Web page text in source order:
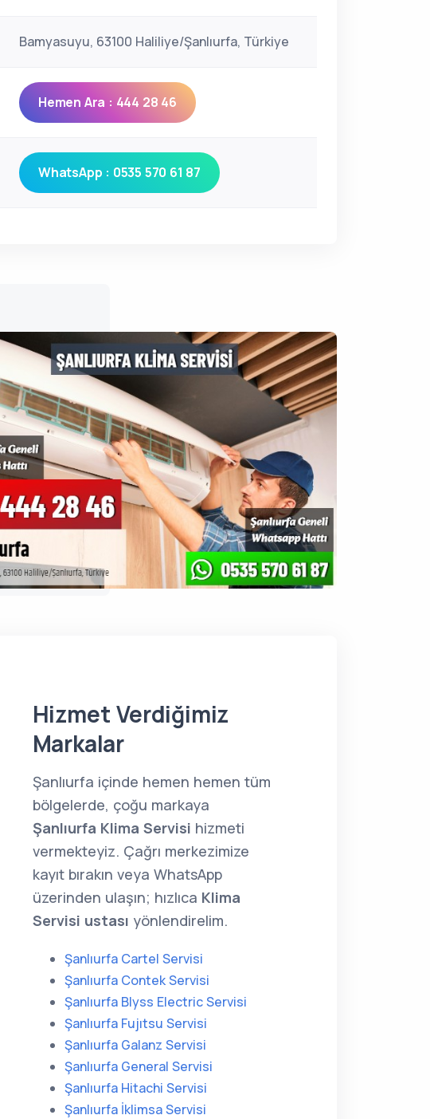
Bamyasuyu, 63100 Haliliye/Şanlıurfa, Türkiye
Hemen Ara : 444 28 46
WhatsApp : 0535 570 61 87
Hizmet Verdiğimiz
Markalar
Şanlıurfa içinde hemen hemen tüm
bölgelerde, çoğu markaya
Şanlıurfa Klima Servisi hizmeti
vermekteyiz. Çağrı merkezimize
kayıt bırakın veya WhatsApp
üzerinden ulaşın; hızlıca Klima
Servisi ustası yönlendirelim.
Şanlıurfa Cartel Servisi
Şanlıurfa Contek Servisi
Şanlıurfa Blyss Electric Servisi
Şanlıurfa Fujıtsu Servisi
Şanlıurfa Galanz Servisi
Şanlıurfa General Servisi
Şanlıurfa Hitachi Servisi
Şanlıurfa İklimsa Servisi